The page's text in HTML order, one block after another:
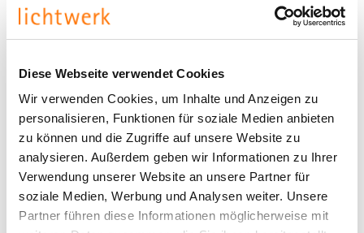
Diese Webseite verwendet Cookies
Wir verwenden Cookies, um Inhalte und Anzeigen zu
personalisieren, Funktionen für soziale Medien anbieten
zu können und die Zugriffe auf unsere Website zu
analysieren. Außerdem geben wir Informationen zu Ihrer
Verwendung unserer Website an unsere Partner für
soziale Medien, Werbung und Analysen weiter. Unsere
Partner führen diese Informationen möglicherweise mit
puck